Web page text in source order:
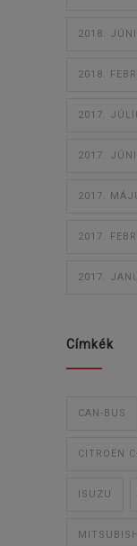
2018.
2018.
2017.
2017.
2017.
2017.
2017.
Címkék
CAN-BUS
CITROËN
ISUZU